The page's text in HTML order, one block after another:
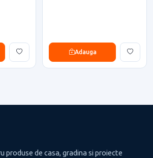
Adauga
produse de casa, gradina si proiecte